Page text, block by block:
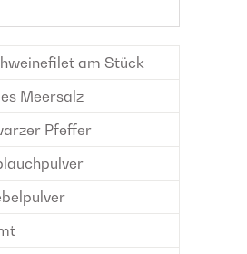
am Stück
Meersalz
Pfeffer